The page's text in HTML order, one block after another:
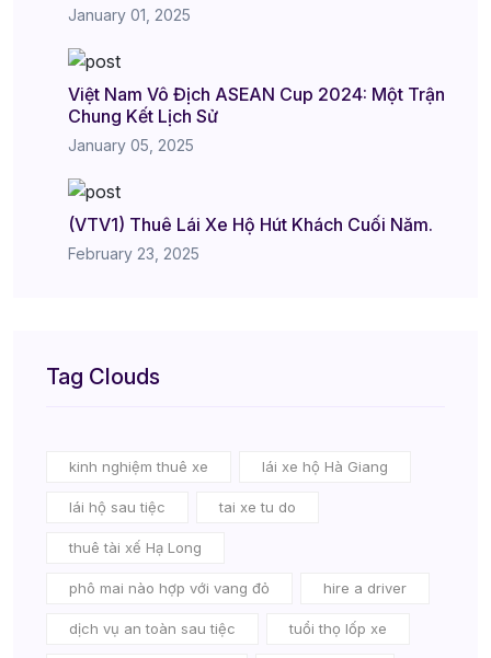
January 01, 2025
Việt Nam Vô Địch ASEAN Cup 2024: Một Trận
Chung Kết Lịch Sử
January 05, 2025
(VTV1) Thuê Lái Xe Hộ Hút Khách Cuối Năm.
February 23, 2025
Tag Clouds
kinh nghiệm thuê xe lái xe hộ Hà Giang
lái hộ sau tiệc tai xe tu do
thuê tài xế Hạ Long
phô mai nào hợp với vang đỏ hire a driver
dịch vụ an toàn sau tiệc tuổi thọ lốp xe